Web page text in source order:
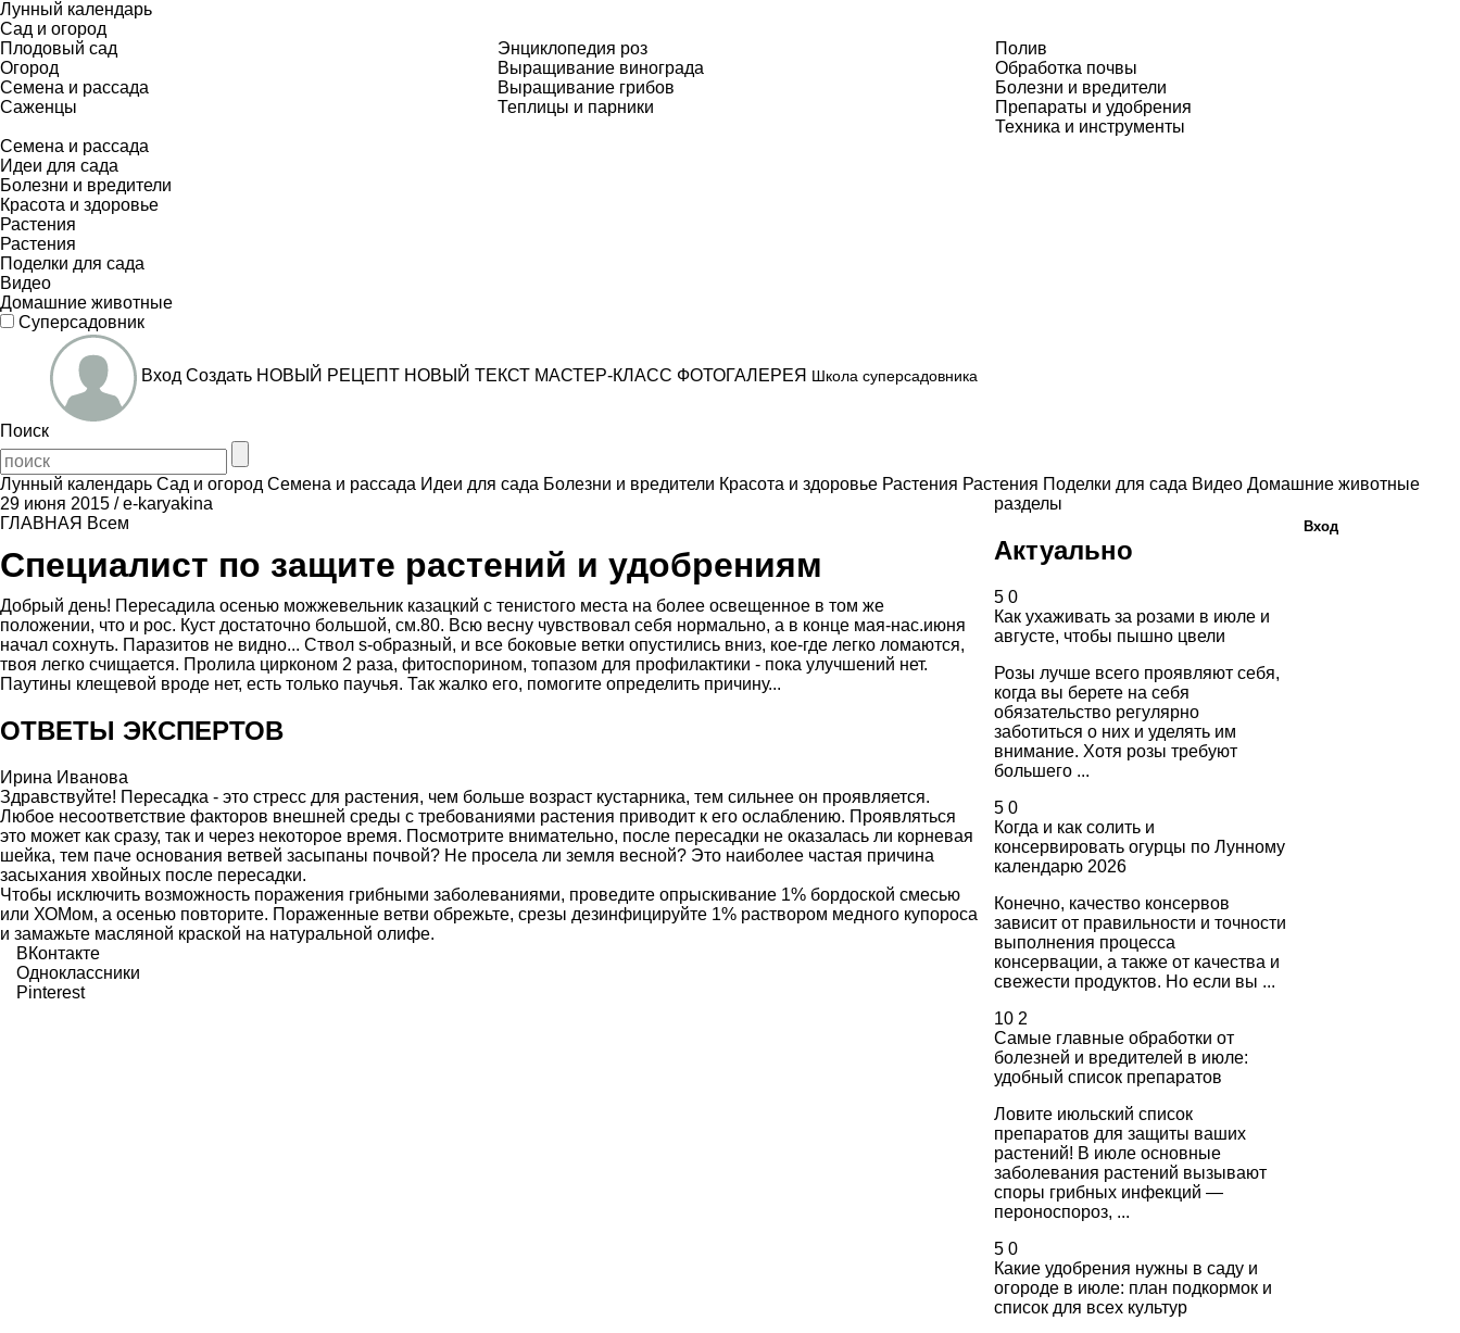
Лунный календарь
Сад и огород
Плодовый сад
Огород
Семена и рассада
Саженцы
Энциклопедия роз
Выращивание винограда
Выращивание грибов
Теплицы и парники
Полив
Обработка почвы
Болезни и вредители
Препараты и удобрения
Техника и инструменты
Семена и рассада
Идеи для сада
Болезни и вредители
Красота и здоровье
Растения
Растения
Поделки для сада
Видео
Домашние животные
Суперсадовник
Вход Создать НОВЫЙ РЕЦЕПТ НОВЫЙ ТЕКСТ МАСТЕР-КЛАСС ФОТОГАЛЕРЕЯ Школа суперсадовника
Поиск
Лунный календарь Сад и огород Семена и рассада Идеи для сада Болезни и вредители Красота и здоровье Растения Растения Поделки для сада Видео Домашние животные
29 июня 2015 /e-karyakina
ГЛАВНАЯ Всем
Специалист по защите растений и удобрениям
Добрый день! Пересадила осенью можжевельник казацкий с тенистого места на более освещенное в том же
положении, что и рос. Куст достаточно большой, см.80. Всю весну чувствовал себя нормально, а в конце мая-нас.июня
начал сохнуть. Паразитов не видно... Ствол s-образный, и все боковые ветки опустились вниз, кое-где легко ломаются,
твоя легко счищается. Пролила цирконом 2 раза, фитоспорином, топазом для профилактики - пока улучшений нет.
Паутины клещевой вроде нет, есть только паучья. Так жалко его, помогите определить причину...
ОТВЕТЫ ЭКСПЕРТОВ
Ирина Иванова
Здравствуйте! Пересадка - это стресс для растения, чем больше возраст кустарника, тем сильнее он проявляется.
Любое несоответствие факторов внешней среды с требованиями растения приводит к его ослаблению. Проявляться
это может как сразу, так и через некоторое время. Посмотрите внимательно, после пересадки не оказалась ли корневая
шейка, тем паче основания ветвей засыпаны почвой? Не просела ли земля весной? Это наиболее частая причина
засыхания хвойных после пересадки.
Чтобы исключить возможность поражения грибными заболеваниями, проведите опрыскивание 1% бордоской смесью
или ХОМом, а осенью повторите. Пораженные ветви обрежьте, срезы дезинфицируйте 1% раствором медного купороса
и замажьте масляной краской на натуральной олифе.
ВКонтакте
Одноклассники
Pinterest
разделы
Актуально
5 0
Как ухаживать за розами в июле и
августе, чтобы пышно цвели
Розы лучше всего проявляют себя,
когда вы берете на себя
обязательство регулярно
заботиться о них и уделять им
внимание. Хотя розы требуют
большего ...
5 0
Когда и как солить и
консервировать огурцы по Лунному
календарю 2026
Конечно, качество консервов
зависит от правильности и точности
выполнения процесса
консервации, а также от качества и
свежести продуктов. Но если вы ...
10 2
Самые главные обработки от
болезней и вредителей в июле:
удобный список препаратов
Ловите июльский список
препаратов для защиты ваших
растений! В июле основные
заболевания растений вызывают
споры грибных инфекций —
пероноспороз, ...
5 0
Какие удобрения нужны в саду и
огороде в июле: план подкормок и
список для всех культур
Вход